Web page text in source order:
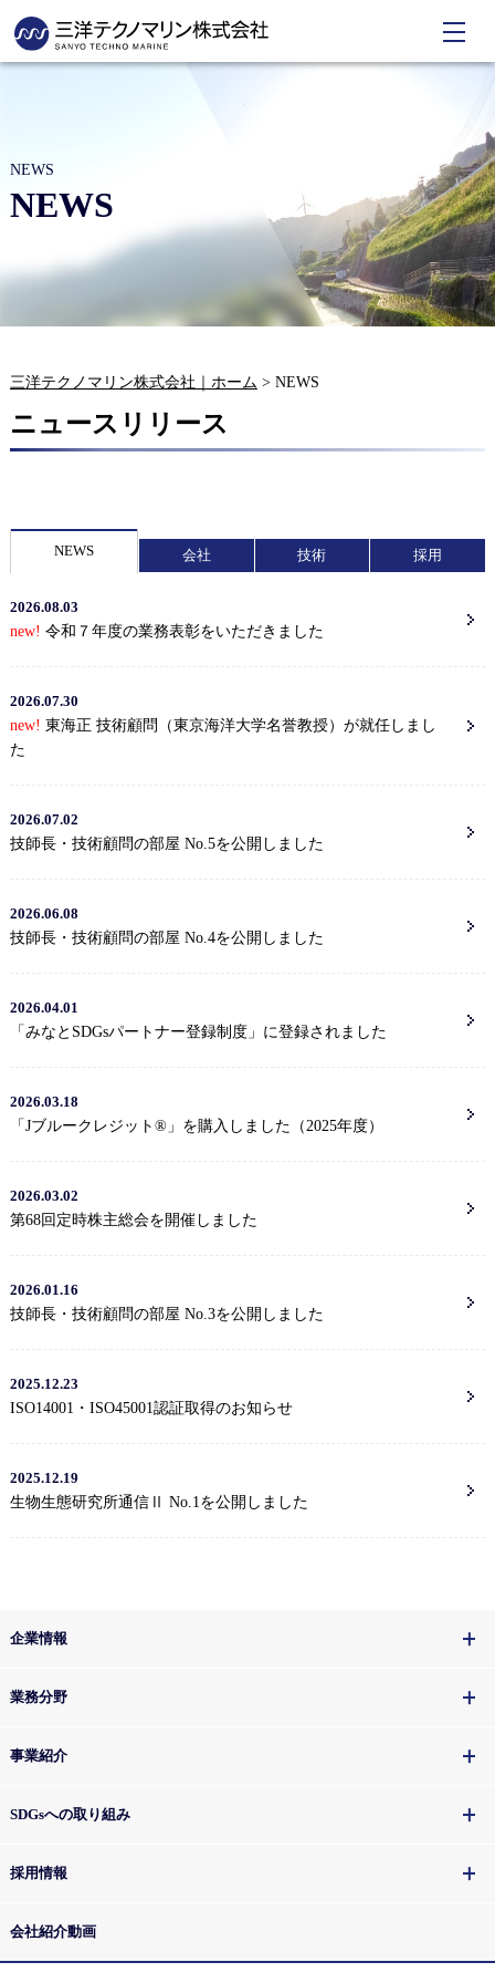
NEWS
NEWS
三洋テクノマリン株式会社｜ホーム > NEWS
ニュースリリース
NEWS 会社 技術 採用
2026.08.03
new! 令和７年度の業務表彰をいただきました
2026.07.30
new! 東海正 技術顧問（東京海洋大学名誉教授）が就任しまし
た
2026.07.02
技師長・技術顧問の部屋 No.5を公開しました
2026.06.08
技師長・技術顧問の部屋 No.4を公開しました
2026.04.01
「みなとSDGsパートナー登録制度」に登録されました
2026.03.18
「Jブルークレジット®」を購入しました（2025年度）
2026.03.02
第68回定時株主総会を開催しました
2026.01.16
技師長・技術顧問の部屋 No.3を公開しました
2025.12.23
ISO14001・ISO45001認証取得のお知らせ
2025.12.19
生物生態研究所通信Ⅱ No.1を公開しました
企業情報
業務分野
事業紹介
SDGsへの取り組み
採用情報
会社紹介動画